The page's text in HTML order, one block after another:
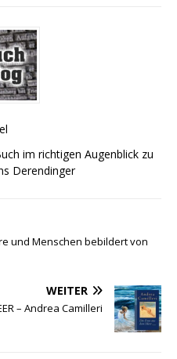
im richtigen Augenblick zu
Derendinger
und Menschen bebildert von
WEITER
– Andrea Camilleri